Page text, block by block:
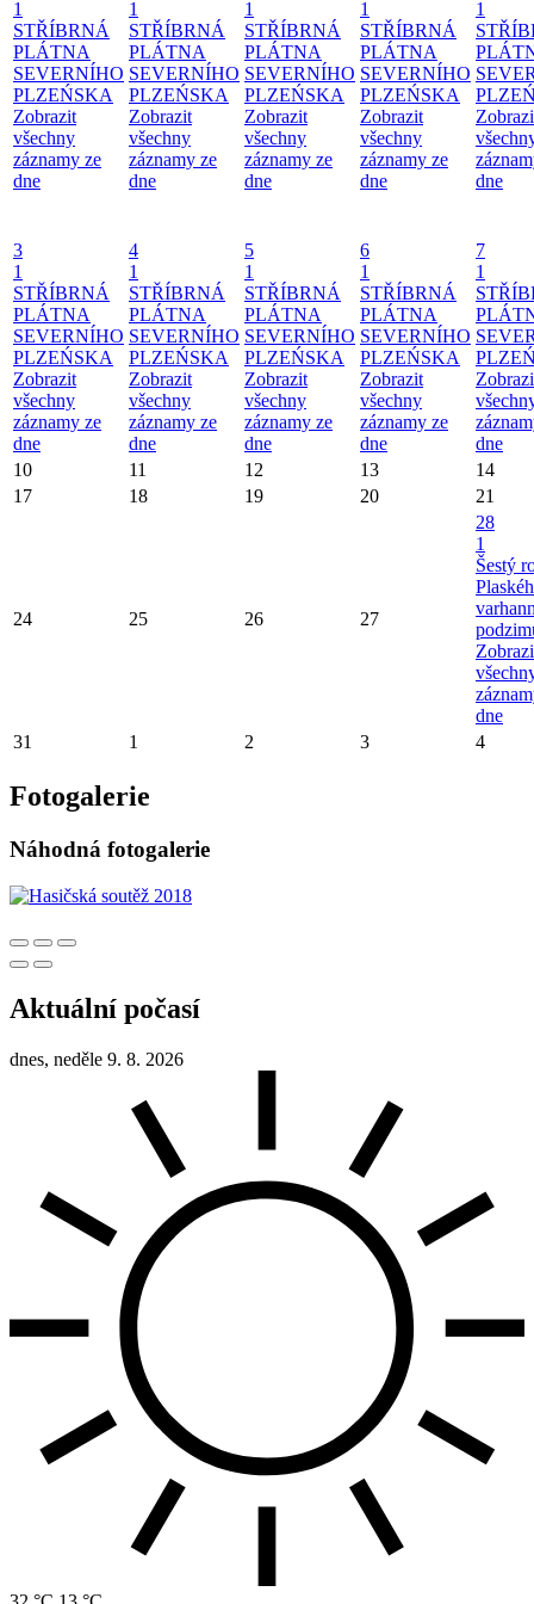
1
STŘÍBRNÁ
PLÁTNA
SEVERNÍHO
PLZEŃSKA
Zobrazit
všechny
záznamy ze
dne
1
STŘÍBRNÁ
PLÁTNA
SEVERNÍHO
PLZEŃSKA
Zobrazit
všechny
záznamy ze
dne
1
STŘÍBRNÁ
PLÁTNA
SEVERNÍHO
PLZEŃSKA
Zobrazit
všechny
záznamy ze
dne
1
STŘÍBRNÁ
PLÁTNA
SEVERNÍHO
PLZEŃSKA
Zobrazit
všechny
záznamy ze
dne
1
dne
3
1
STŘÍBRNÁ
PLÁTNA
SEVERNÍHO
PLZEŃSKA
Zobrazit
všechny
záznamy ze
dne
4
1
STŘÍBRNÁ
PLÁTNA
SEVERNÍHO
PLZEŃSKA
Zobrazit
všechny
záznamy ze
dne
5
1
STŘÍBRNÁ
PLÁTNA
SEVERNÍHO
PLZEŃSKA
Zobrazit
všechny
záznamy ze
dne
6
1
STŘÍBRNÁ
PLÁTNA
SEVERNÍHO
PLZEŃSKA
Zobrazit
všechny
záznamy ze
dne
7
1
dne
10
11 12 13
14
17
18 19 20 21
24 25 26 27
28
1
Šestý
dne
31
1 2 3 4
Fotogalerie
Náhodná fotogalerie
Aktuální počasí
dnes, neděle 9. 8. 2026